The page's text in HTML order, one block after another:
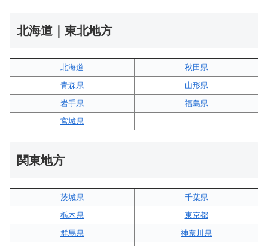
北海道｜東北地方
北海道
秋田県
青森県
山形県
岩手県
福島県
宮城県
–
関東地方
茨城県
千葉県
栃木県
東京都
群馬県
神奈川県